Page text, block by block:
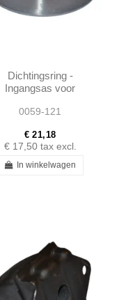
Dichtingsring -
Ingangsas voor
190SLW121
0059-121
€ 21,18
€ 17,50 tax excl.
In winkelwagen